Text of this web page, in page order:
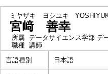
ミヤザキ ヨシユキ
宮﨑 善幸
所属 データサイエンス学部 デ
職種 講師
言語種別
日本語